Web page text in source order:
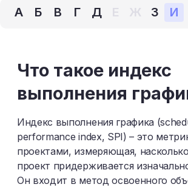
А Б В Г Д Е Ж З И
Что такое индекс
выполнения
Индекс выполнения графика
performance index, SPI) – это
проектами, измеряющая,
проект придерживается
Он входит в метод освоенного